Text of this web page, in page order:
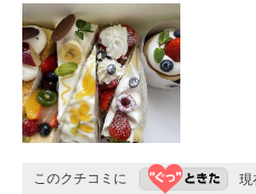
このクチコミに 現